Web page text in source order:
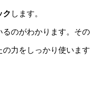
ク します。
のがわかります。そ
力をしっかり使いま